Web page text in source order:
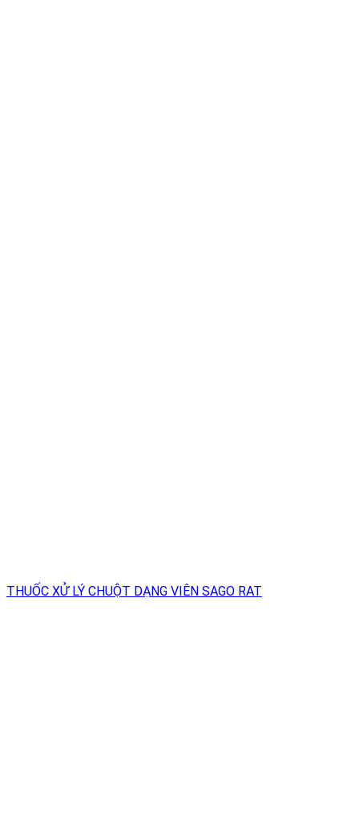
THUỐC XỬ LÝ CHUỘT DẠNG VIÊN SAGO RAT